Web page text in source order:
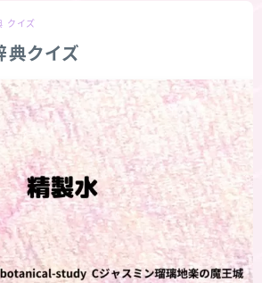
『Botanical Study』
楽の主な活動先リンク集
クイズ
典クイズ